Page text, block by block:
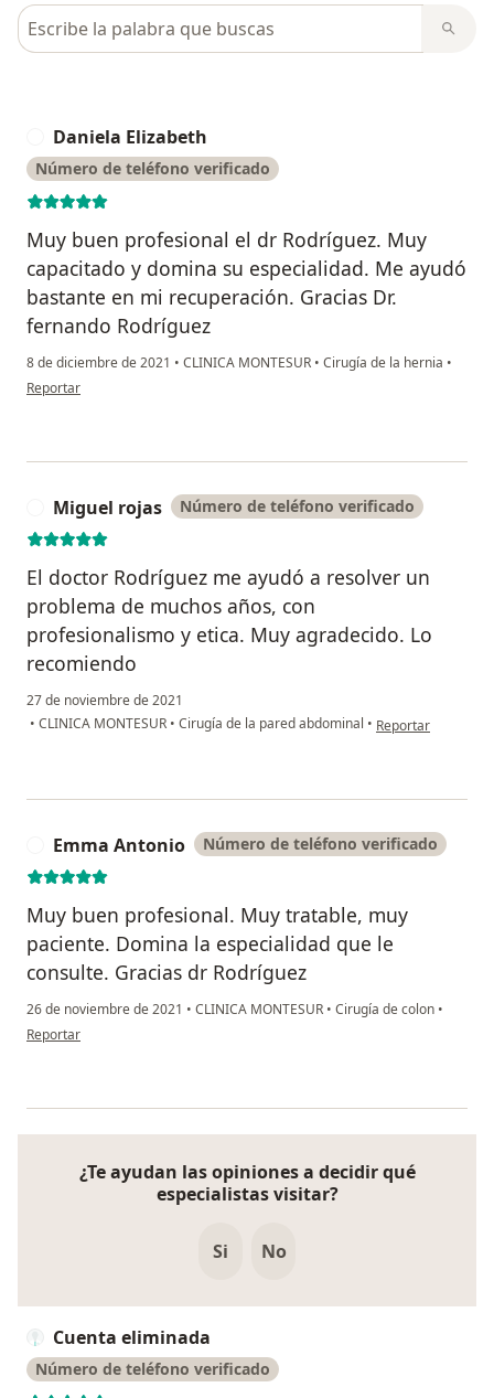
Busca en opiniones
Daniela Elizabeth
Número de teléfono verificado
Muy buen profesional el dr Rodríguez. Muy
capacitado y domina su especialidad. Me ayudó
bastante en mi recuperación. Gracias Dr.
fernando Rodríguez
8 de diciembre de 2021 • CLINICA MONTESUR • Cirugía de la hernia •
en opinión del usuario Daniela Elizabeth
Reportar
Miguel rojas Número de teléfono verificado
El doctor Rodríguez me ayudó a resolver un
problema de muchos años, con
profesionalismo y etica. Muy agradecido. Lo
recomiendo
27 de noviembre de 2021
• CLINICA MONTESUR • Cirugía de la pared abdominal • en opinión del
Reportar
Emma Antonio Número de teléfono verificado
Muy buen profesional. Muy tratable, muy
paciente. Domina la especialidad que le
consulte. Gracias dr Rodríguez
26 de noviembre de 2021 • CLINICA MONTESUR • Cirugía de colon •
en opinión del usuario Emma Antonio
Reportar
¿Te ayudan las opiniones a decidir qué
especialistas visitar?
Si No
Cuenta eliminada
Número de teléfono verificado